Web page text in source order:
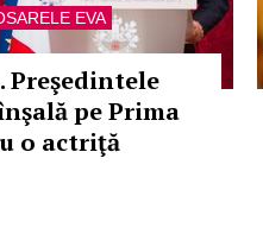
EVA
Preşedintele
pe Prima
o actriţă